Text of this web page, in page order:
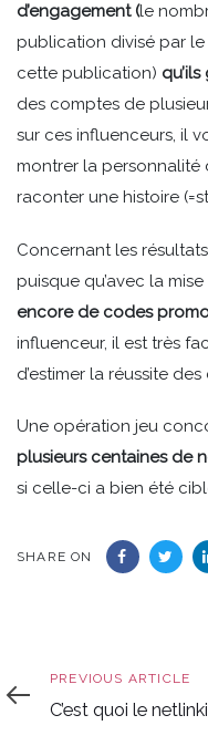
d’engagement (le
publication divisé par
cette publication)
des comptes de
sur ces influenceurs, il
montrer la personnalité
raconter une histoire
Concernant les
puisque qu’avec la
encore de codes
influenceur, il est très
d’estimer la réussite
Une opération jeu
plusieurs centaines de
si celle-ci a bien été
SHARE ON
Previous
Article
PREVIOUS ARTICLE
C’est quoi le